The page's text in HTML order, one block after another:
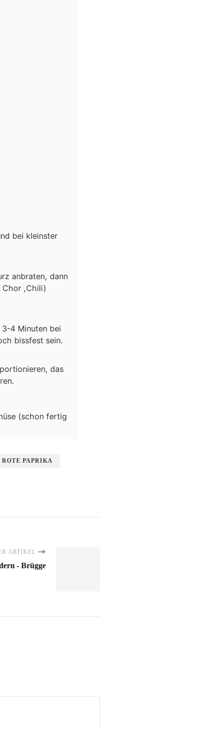
bei kleinster
anbraten, dann
Chor ,Chili)
4 Minuten bei
bissfest sein.
das
(schon fertig
ROTE PAPRIKA
ARTIKEL
- Brügge